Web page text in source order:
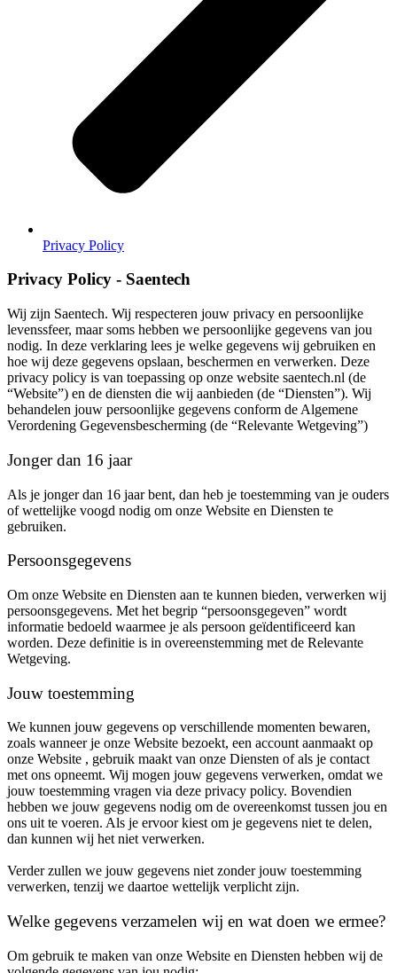
Privacy Policy
Privacy Policy - Saentech
Wij zijn Saentech. Wij respecteren jouw privacy en persoonlijke
levenssfeer, maar soms hebben we persoonlijke gegevens van jou
nodig. In deze verklaring lees je welke gegevens wij gebruiken en
hoe wij deze gegevens opslaan, beschermen en verwerken. Deze
privacy policy is van toepassing op onze website saentech.nl (de
“Website”) en de diensten die wij aanbieden (de “Diensten”). Wij
behandelen jouw persoonlijke gegevens conform de Algemene
Verordening Gegevensbescherming (de “Relevante Wetgeving”)
Jonger dan 16 jaar
Als je jonger dan 16 jaar bent, dan heb je toestemming van je ouders
of wettelijke voogd nodig om onze Website en Diensten te
gebruiken.
Persoonsgegevens
Om onze Website en Diensten aan te kunnen bieden, verwerken wij
persoonsgegevens. Met het begrip “persoonsgegeven” wordt
informatie bedoeld waarmee je als persoon geïdentificeerd kan
worden. Deze definitie is in overeenstemming met de Relevante
Wetgeving.
Jouw toestemming
We kunnen jouw gegevens op verschillende momenten bewaren,
zoals wanneer je onze Website bezoekt, een account aanmaakt op
onze Website , gebruik maakt van onze Diensten of als je contact
met ons opneemt. Wij mogen jouw gegevens verwerken, omdat we
jouw toestemming vragen via deze privacy policy. Bovendien
hebben we jouw gegevens nodig om de overeenkomst tussen jou en
ons uit te voeren. Als je ervoor kiest om je gegevens niet te delen,
dan kunnen wij het niet verwerken.
Verder zullen we jouw gegevens niet zonder jouw toestemming
verwerken, tenzij we daartoe wettelijk verplicht zijn.
Welke gegevens verzamelen wij en wat doen we ermee?
Om gebruik te maken van onze Website en Diensten hebben wij de